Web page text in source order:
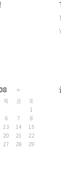
»
목 금
토
1
6 7
8
13 14
15
20 21
22
27 28
29